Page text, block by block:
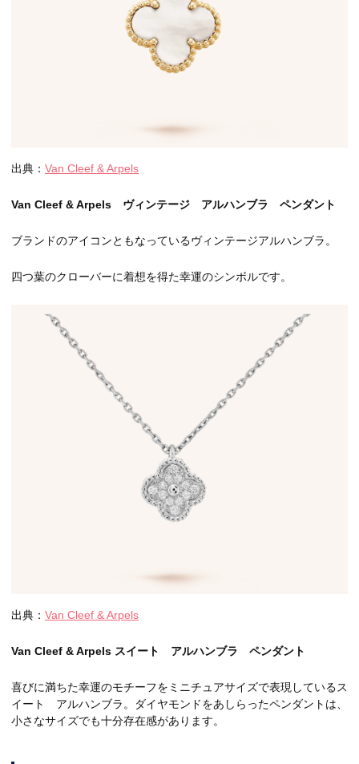
出典： Van Cleef & Arpels
Van Cleef & Arpels ヴィンテージ アルハンブラ ペンダント
ブランドのアイコンともなっているヴィンテージアルハンブラ。
四つ葉のクローバーに着想を得た幸運のシンボルです。
出典： Van Cleef & Arpels
Van Cleef & Arpels スイート アルハンブラ ペンダント
喜びに満ちた幸運のモチーフをミニチュアサイズで表現しているス
イート アルハンブラ。ダイヤモンドをあしらったペンダントは、
小さなサイズでも十分存在感があります。